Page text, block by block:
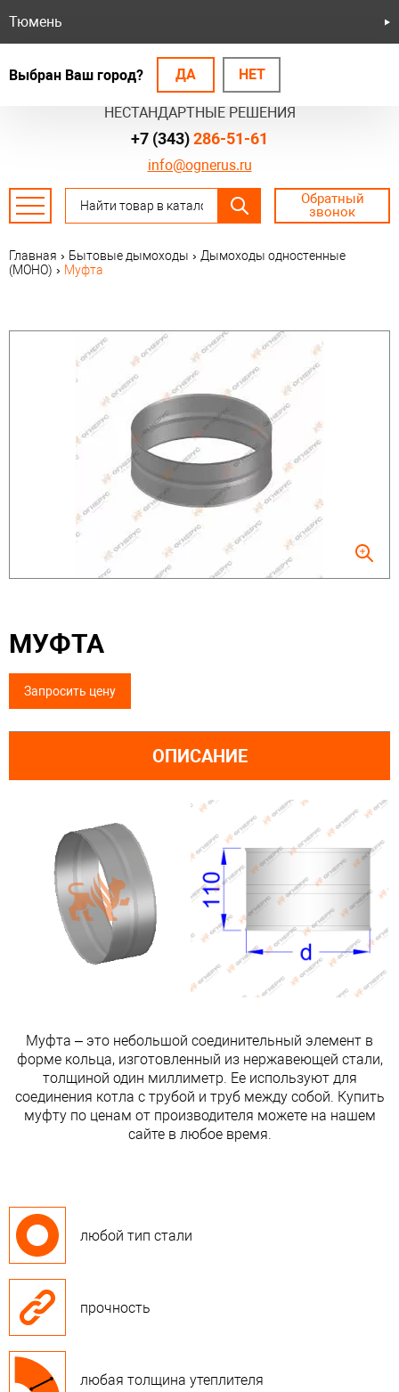
БЕЗОПАСНЫЕ СИСТЕМЫ
НЕСТАНДАРТНЫЕ РЕШЕНИЯ
Тюмень
Выбран Ваш город? ДА НЕТ
info@ognerus.ru
+7 (343)286-51-61
Обратный
звонок
Главная › Бытовые дымоходы › Дымоходы одностенные
(МОНО) › Муфта
МУФТА
Запросить цену
ОПИСАНИЕ
Муфта – это небольшой соединительный элемент в
форме кольца, изготовленный из нержавеющей стали,
толщиной один миллиметр. Ее используют для
соединения котла с трубой и труб между собой. Купить
муфту по ценам от производителя можете на нашем
сайте в любое время.
любой тип стали
прочность
любая толщина утеплителя